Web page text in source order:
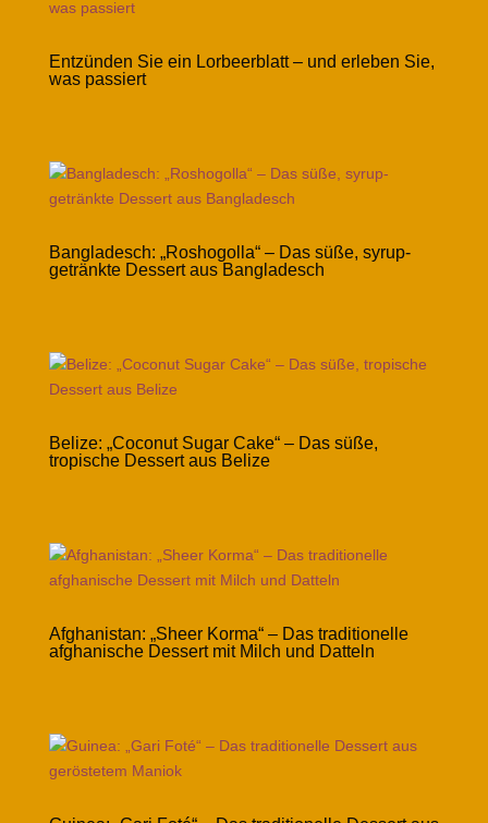
Entzünden Sie ein Lorbeerblatt – und erleben Sie,
was passiert
Bangladesch: „Roshogolla“ – Das süße, syrup-
getränkte Dessert aus Bangladesch
Belize: „Coconut Sugar Cake“ – Das süße,
tropische Dessert aus Belize
Afghanistan: „Sheer Korma“ – Das traditionelle
afghanische Dessert mit Milch und Datteln